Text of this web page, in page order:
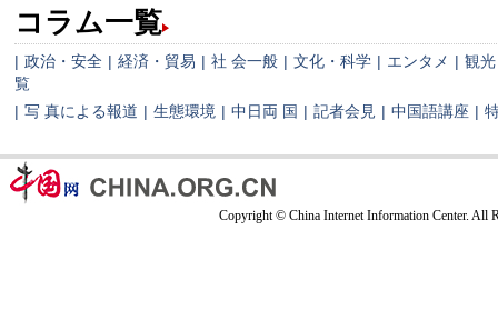
コラム一覧
| 政治・安全 | 経済・貿易 | 社 会一般 | 文化・科学 | エンタメ | 観光
覧
| 写 真による報道 | 生態環境 | 中日両 国 | 記者会見 | 中国語講座 |